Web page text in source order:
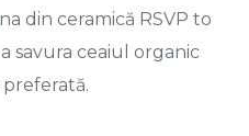
din ceramică RSVP to
savura ceaiul organic